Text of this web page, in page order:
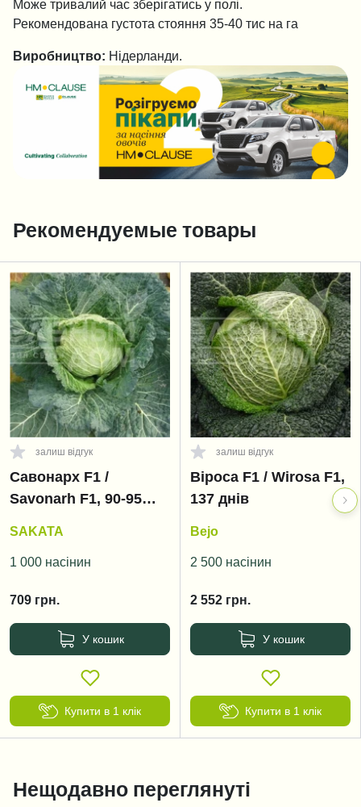
Може тривалий час зберігатись у полі.
Рекомендована густота стояння 35-40 тис на га
Виробництво: Нідерланди.
Рекомендуемые товары
залиш відгук
Савонарх F1 /
Savonarh F1, 90-95
SAKATA
1 000 насінин
709 грн.
У кошик
Купити в 1 клік
залиш відгук
Віроса F1 / Wirosa F1,
137 днів
Bejo
2 500 насінин
2 552 грн.
У кошик
Купити в 1 клік
Нещодавно переглянуті